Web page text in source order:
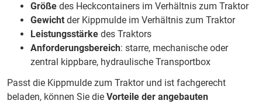
Größe des Heckcontainers im Verhältnis zum Traktor
Gewicht der Kippmulde im Verhältnis zum Traktor
Leistungsstärke des Traktors
Anforderungsbereich: starre, mechanische oder
zentral kippbare, hydraulische Transportbox
Passt die Kippmulde zum Traktor und ist fachgerecht
beladen, können Sie die Vorteile der angebauten